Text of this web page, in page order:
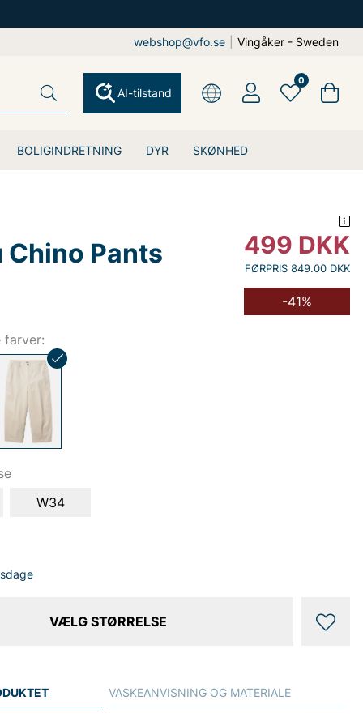
webshop@vfo.se Vingåker - Sweden
BOLIGINDRETNING DYR SKØNHED
AI-tilstand
0
Chino Pants 499 DKK
FØRPRIS 849.00 DKK
-41%
farver:
W34
VÆLG STØRRELSE
VASKEANVISNING OG MATERIALE